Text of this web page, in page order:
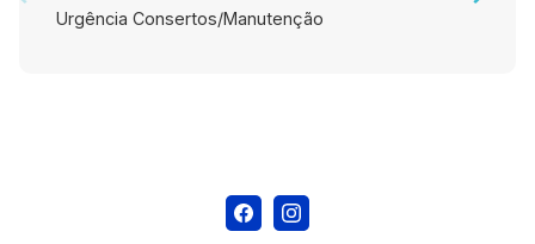
Urgência Consertos/Manutenção